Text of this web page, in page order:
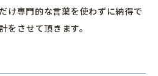
け専門的な言葉を使わずに納得で
をさせて頂きます。